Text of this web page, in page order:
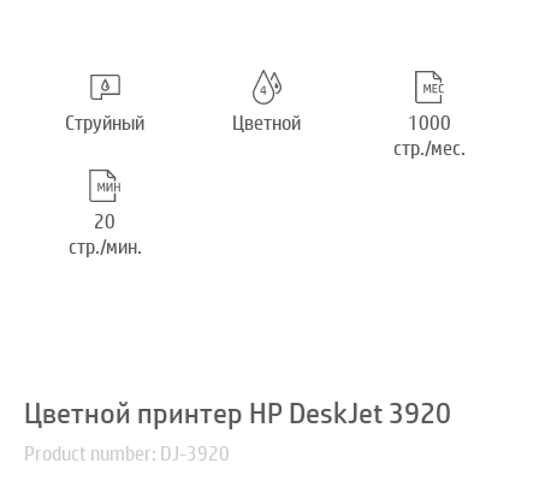
Струйный Цветной
1000
стр./мес.
20
стр./мин.
Цветной принтер HP DeskJet 3920
Product number: DJ-3920